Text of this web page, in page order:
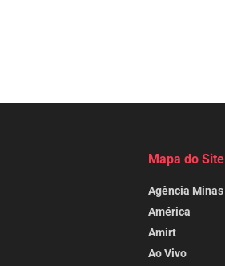
Mapa do Site
Agência Minas
América
Amirt
Ao Vivo